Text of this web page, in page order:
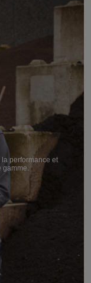
performance et